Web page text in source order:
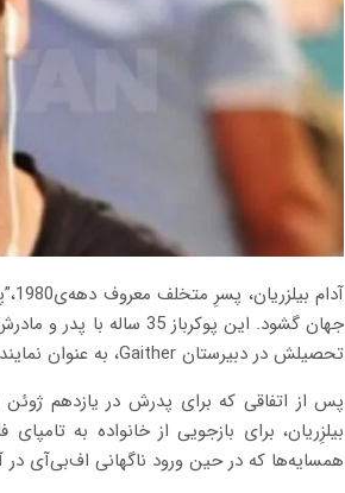
جهان گشود. این
تحصیلش در دبیرستان Gaither، به عنوان نماینده‌ی مدرسه برای شرکت در مسابقات تنیس انتخاب شد.
بیلزِریان، برای بازجویی از خانواده به
همسایه‌ها که در حین ورود ناگهانی اف‌بی‌آی